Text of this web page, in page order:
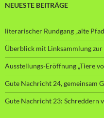
NEUESTE BEITRÄGE
literarischer Rundgang „alte
Überblick mit Linksammlung zur
Ausstellungs-Eröffnung „Tiere
Gute Nachricht 24, gemeinsam
Gute Nachricht 23: Schreddern